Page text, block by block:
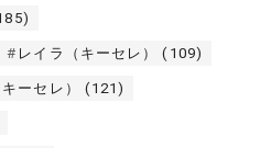
レイラ（キーセレ） (109)
ーセレ） (121)